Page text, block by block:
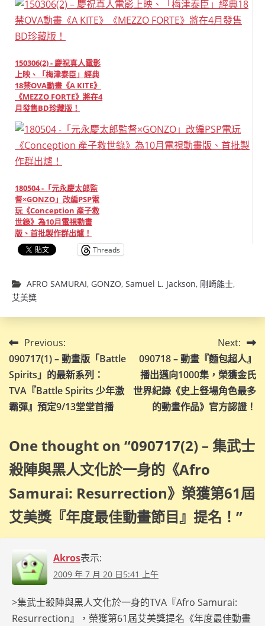
150306(2) - 慶祝真人電影
上映、「梅津泰臣」經典
18禁OVA動畫《A KITE》
《MEZZO FORTE》將在4
月發售BD珍藏版！
180504 -「元永慶太郎監
督×GONZO」改編PSP電
玩《Conception 產子救
世錄》為10月電視動畫
版、首批製作群出爐！
Threads
AFRO SAMURAI, GONZO, Samuel L. Jackson, 剛崎能士,
艾美獎
文
章
導
覽
Previous:
090717(1) – 動畫版「Battle
Spirits」的最新系列：
TVA『Battle Spirits 少年激
霸彈』預定9/13堂堂首播
Next:
090718 – 動畫『麵包超人』
播出邁向1000集，榮獲金氏
世界紀錄《史上豋場角色最多
的動畫作品》官方認證！
One thought on “090717(2) – 集武士
殺陣與黑人文化於一身的《Afro
Samurai: Resurrection》榮獲第61屆
艾美獎『年度最佳動畫節目』提名！ ”
Akros表示:
2009 年 7 月 20 日5:41 上午
>集武士殺陣與黑人文化於一身的TVA『Afro Samurai:
Resurrection』，榮獲第61屆艾美獎提名《年度最佳動畫